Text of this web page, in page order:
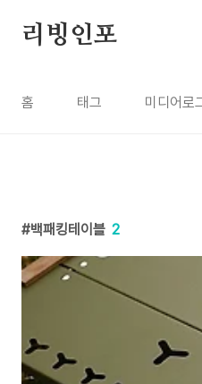
리빙인포
홈 태그 미디어로
백패킹테이블 2